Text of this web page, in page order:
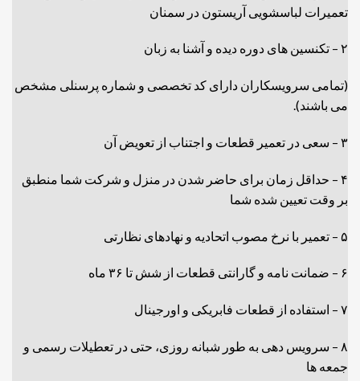
تعمیرات لباسشویی آریستون در سمنان
۲ – تکنسین های دوره دیده و آشنا به زبان
(تمامی سرویسکاران دارای کد تخصصی و شماره پرسنلی مشخص
می باشند).
۳ – سعی در تعمیر قطعات و اجتناب از تعویض آن
۴ – حداقل زمان برای حاضر شدن در منزل و شرکت شما منطبق
بر وقت تعیین شده شما
۵ – تعمیر با نرخ مصوب اتحادیه و نهادهای نظارتی
۶ – ضمانت نامه و گارانتی قطعات از شش تا ۳۶ ماه
۷ – استفاده از قطعات فابریکی و اورجینال
۸ – سرویس دهی به طور شبانه روزی، حتی در تعطیلات رسمی و
جمعه ها